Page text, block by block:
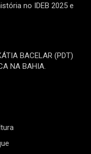
no IDEB 2025 e
BACELAR (PDT)
NA BAHIA.